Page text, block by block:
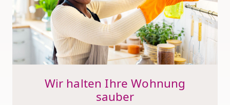
Wir halten Ihre Wohnung
sauber